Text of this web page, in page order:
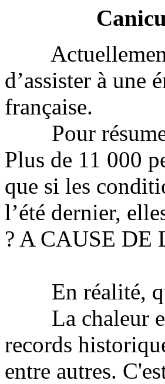
Actuellement,
d’assister à une
française.
Pour résumer
Plus de 11 000
que si les
l’été dernier,
? A CAUSE
En réalité,
La chaleur et
records
entre autres.